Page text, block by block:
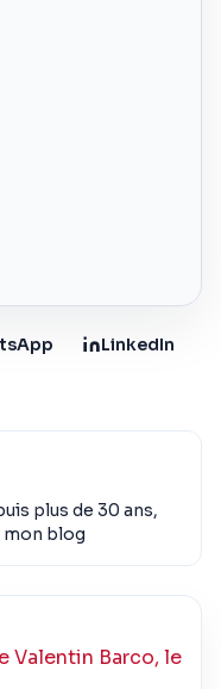
LinkedIn
plus de 30 ans,
mon blog
Valentin Barco, le